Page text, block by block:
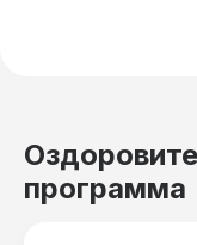
программа